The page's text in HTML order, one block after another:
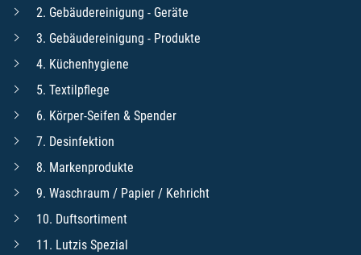
2. Gebäudereinigung - Geräte
3. Gebäudereinigung - Produkte
4. Küchenhygiene
5. Textilpflege
6. Körper-Seifen & Spender
7. Desinfektion
8. Markenprodukte
9. Waschraum / Papier / Kehricht
10. Duftsortiment
11. Lutzis Spezial